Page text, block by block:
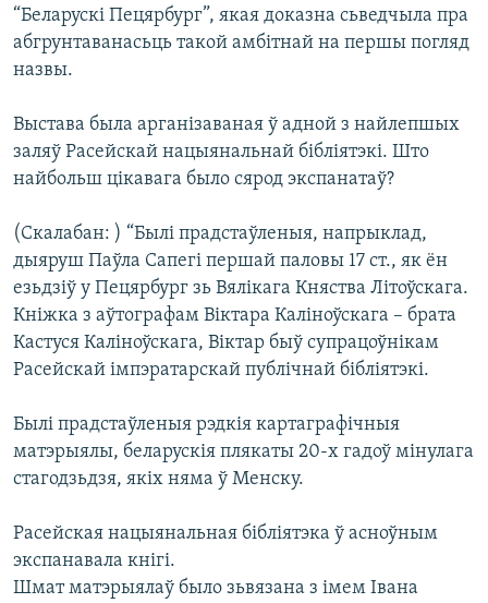
“Беларускі Пецярбург”, якая доказна сьведчыла пра
абгрунтаванасьць такой амбітнай на першы погляд
назвы.
Выстава была арганізаваная ў адной з найлепшых
заляў Расейскай нацыянальнай бібліятэкі. Што
найбольш цікавага было сярод экспанатаў?
(Скалабан: ) “Былі прадстаўленыя, напрыклад,
дыяруш Паўла Сапегі першай паловы 17 ст., як ён
езьдзіў у Пецярбург зь Вялікага Княства Літоўскага.
Кніжка з аўтографам Віктара Каліноўскага – брата
Кастуся Каліноўскага, Віктар быў супрацоўнікам
Расейскай імпэратарскай публічнай бібліятэкі.
Былі прадстаўленыя рэдкія картаграфічныя
матэрыялы, беларускія плякаты 20-х гадоў мінулага
стагодзьдзя, якіх няма ў Менску.
Расейская нацыянальная бібліятэка ў асноўным
экспанавала кнігі.
Шмат матэрыялаў было зьвязана з імем Івана